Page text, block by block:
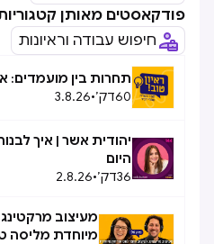
פודקאסטים מאותן
חיפוש עבודה וראיונות
תחרות בין
60דק׳•
3.8.26
יהודית אשר | איך
היום
36דק׳•
2.8.26
מעיצוב
מיוחדת מליסה